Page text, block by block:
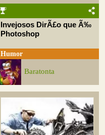
Invejosos DirÃ£o que Ã‰
Photoshop
Humor
Baratonta